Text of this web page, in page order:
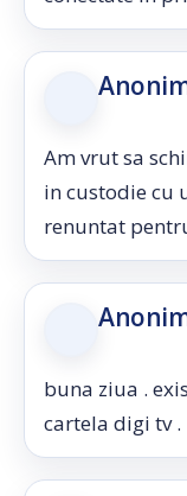
Am vrut sa
in custodie cu
renuntat
buna ziua .
cartela digi tv .